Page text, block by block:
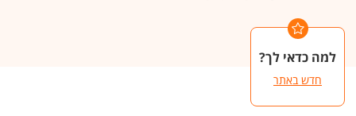
למה כדאי לך?
חדש באתר